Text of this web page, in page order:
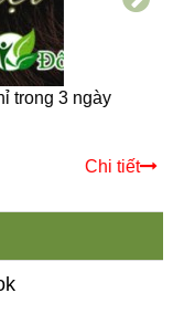
trong 3 ngày
Chi tiết